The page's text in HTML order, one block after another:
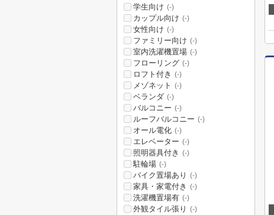
学生向け (-)
カップル向け (-)
女性向け (-)
ファミリー向け (-)
室内洗濯機置場 (-)
フローリング (-)
ロフト付き (-)
メゾネット (-)
ベランダ (-)
バルコニー (-)
ルーフバルコニー (-)
オール電化 (-)
エレベーター (-)
照明器具付き (-)
駐輪場 (-)
バイク置場あり (-)
家具・家電付き (-)
洗濯機置場有 (-)
外観タイル張り (-)